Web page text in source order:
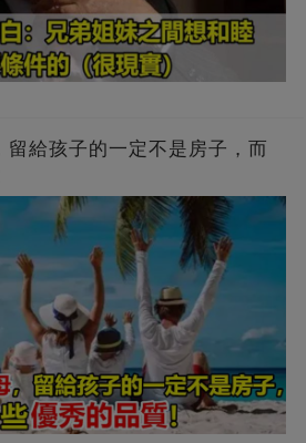
留給孩子的一定不是房子，而